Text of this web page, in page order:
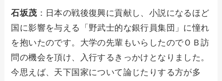
石坂茂 ：日本の戦後復興に貢献し、小説になるほど
国に影響を与える「野武士的な銀行員集団」に憧れ
を抱いたのです。大学の先輩もいらしたのでＯＢ訪
問の機会を頂け、入行するきっかけとなりました。
今思えば、天下国家について論じたりする方が多